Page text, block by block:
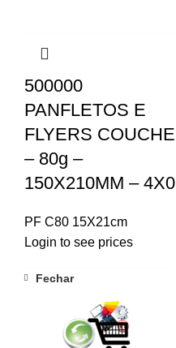
500000
PANFLETOS E
FLYERS COUCHE
– 80g –
150X210MM – 4X0
PF C80 15X21cm
Login to see prices
Fechar